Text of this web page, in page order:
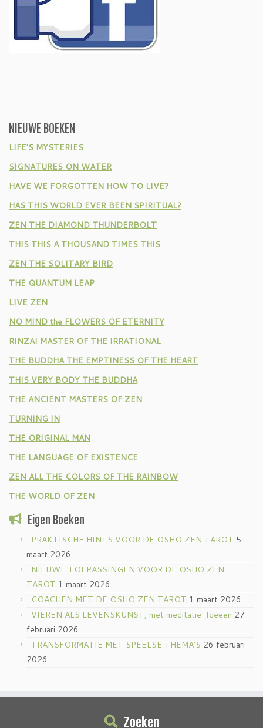
NIEUWE BOEKEN
LIFE’S MYSTERIES
SIGNATURES ON WATER
HAVE WE FORGOTTEN HOW TO LIVE?
HAS THIS WORLD EVER BEEN SPIRITUAL?
ZEN THE DIAMOND THUNDERBOLT
THIS THIS A THOUSAND TIMES THIS
ZEN THE SOLITARY BIRD
THE QUANTUM LEAP
LIVE ZEN
NO MIND the FLOWERS OF ETERNITY
RINZAI MASTER OF THE IRRATIONAL
THE BUDDHA THE EMPTINESS OF THE HEART
THIS VERY BODY THE BUDDHA
THE ANCIENT MASTERS OF ZEN
TURNING IN
THE ORIGINAL MAN
THE LANGUAGE OF EXISTENCE
ZEN ALL THE COLORS OF THE RAINBOW
THE WORLD OF ZEN
Eigen Boeken
PRAKTISCHE HINTS VOOR DE OSHO ZEN TAROT 5
maart 2026
NIEUWE TOEPASSINGEN VOOR DE OSHO ZEN
TAROT 1 maart 2026
COACHEN MET DE OSHO ZEN TAROT 1 maart 2026
VIEREN ALS LEVENSKUNST, met meditatie-Ideeën 27
februari 2026
TRANSFORMATIE MET SPEELSE THEMA’S 26 februari
2026
Zoeken